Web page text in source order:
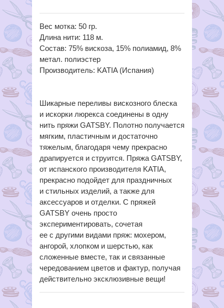
Вес мотка: 50 гр.
Длина нити: 118 м.
Состав: 75% вискоза, 15% полиамид, 8%
метал. полиэстер
Производитель: KATIA (Испания)
Шикарные переливы вискозного блеска
и искорки люрекса соединены в одну
нить пряжи GATSBY. Полотно получается
мягким, пластичным и достаточно
тяжелым, благодаря чему прекрасно
драпируется и струится. Пряжа GATSBY,
от испанского производителя KATIA,
прекрасно подойдет для праздничных
и стильных изделий, а также для
аксессуаров и отделки. С пряжей
GATSBY очень просто
экспериментировать, сочетая
ее с другими видами пряж: мохером,
ангорой, хлопком и шерстью, как
сложенные вместе, так и связанные
чередованием цветов и фактур, получая
действительно эксклюзивные вещи!